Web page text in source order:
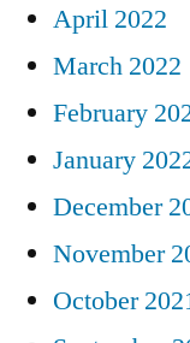
April 2022
March 2022
February
January
December
November
October